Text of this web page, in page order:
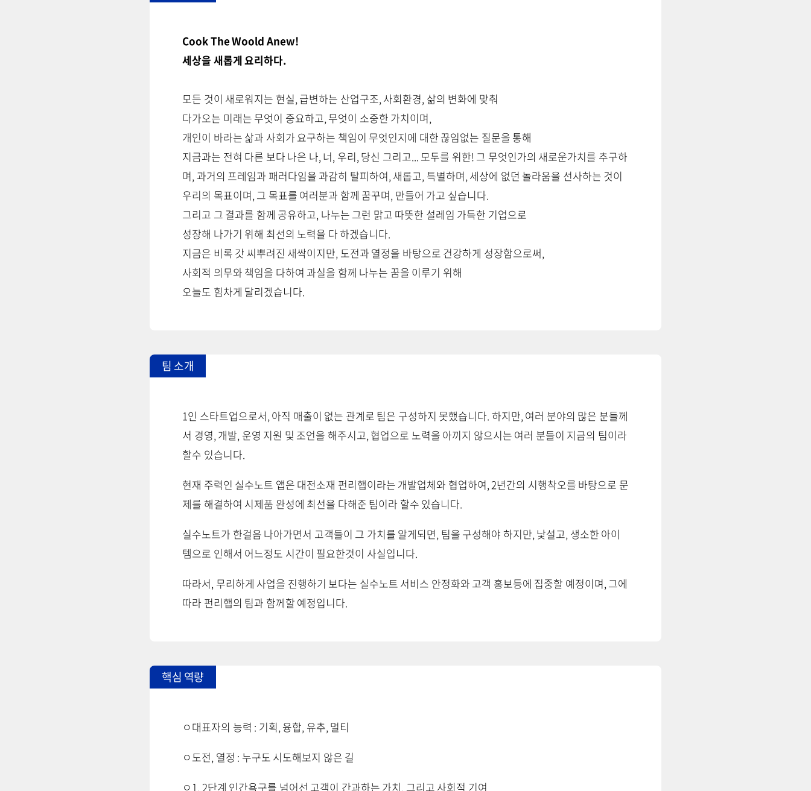
Cook The Woold Anew!
세상을 새롭게 요리하다.
모든 것이 새로워지는 현실, 급변하는 산업구조, 사회환경, 삶의 변화에 맞춰
다가오는 미래는 무엇이 중요하고, 무엇이 소중한 가치이며,
개인이 바라는 삶과 사회가 요구하는 책임이 무엇인지에 대한 끊임없는 질문을 통해
지금과는 전혀 다른 보다 나은 나, 너, 우리, 당신 그리고... 모두를 위한! 그 무엇인가의 새로운가치를 추구하
며, 과거의 프레임과 패러다임을 과감히 탈피하여, 새롭고, 특별하며, 세상에 없던 놀라움을 선사하는 것이
우리의 목표이며, 그 목표를 여러분과 함께 꿈꾸며, 만들어 가고 싶습니다.
그리고 그 결과를 함께 공유하고, 나누는 그런 맑고 따뜻한 설레임 가득한 기업으로
성장해 나가기 위해 최선의 노력을 다 하겠습니다.
지금은 비록 갓 씨뿌려진 새싹이지만, 도전과 열정을 바탕으로 건강하게 성장함으로써,
사회적 의무와 책임을 다하여 과실을 함께 나누는 꿈을 이루기 위해
오늘도 힘차게 달리겠습니다.
팀 소개
1인 스타트업으로서, 아직 매출이 없는 관계로 팀은 구성하지 못했습니다. 하지만, 여러 분야의 많은 분들께
서 경영, 개발, 운영 지원 및 조언을 해주시고, 협업으로 노력을 아끼지 않으시는 여러 분들이 지금의 팀이라
할수 있습니다.
현재 주력인 실수노트 앱은 대전소재 펀리햅이라는 개발업체와 협업하여, 2년간의 시행착오를 바탕으로 문
제를 해결하여 시제품 완성에 최선을 다해준 팀이라 할수 있습니다.
실수노트가 한걸음 나아가면서 고객들이 그 가치를 알게되면, 팀을 구성해야 하지만, 낯설고, 생소한 아이
템으로 인해서 어느정도 시간이 필요한것이 사실입니다.
따라서, 무리하게 사업을 진행하기 보다는 실수노트 서비스 안정화와 고객 홍보등에 집중할 예정이며, 그에
따라 펀리햅의 팀과 함께할 예정입니다.
핵심 역량
ㅇ대표자의 능력 : 기획, 융합, 유추, 멀티
ㅇ도전, 열정 : 누구도 시도해보지 않은 길
ㅇ1, 2단계 인간욕구를 넘어선 고객이 간과하는 가치, 그리고 사회적 기여